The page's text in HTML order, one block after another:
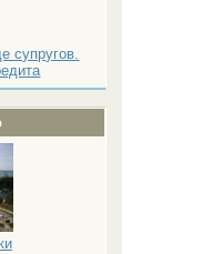
супругов.